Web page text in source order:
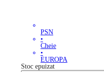
PSN
•
Cheie
•
EUROPA
Stoc epuizat